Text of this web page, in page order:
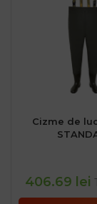
Cizme de
406.69 lei